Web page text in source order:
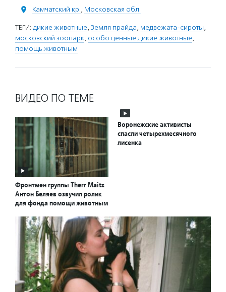
Камчатский кр., Московская обл.
ТЕГИ: дикие животные, Земля прайда, медвежата-сироты,
московский зоопарк, особо ценные дикие животные,
помощь животным
ВИДЕО ПО ТЕМЕ
Фронтмен группы Therr Maitz
Антон Беляев озвучил ролик
для фонда помощи животным
Воронежские активисты
спасли четырехмесячного
лисенка